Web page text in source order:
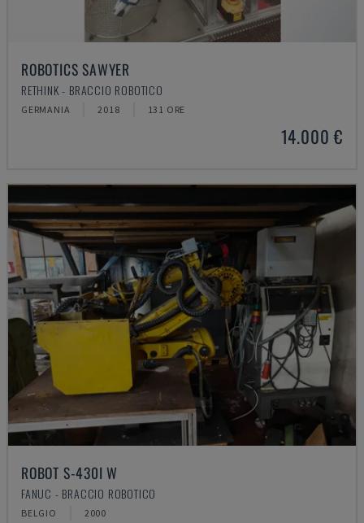
ROBOTICS SAWYER
RETHINK - BRACCIO ROBOTICO
GERMANIA 2018 131 ORE
14.000 €
ROBOT S-430I W
FANUC - BRACCIO ROBOTICO
BELGIO 2000